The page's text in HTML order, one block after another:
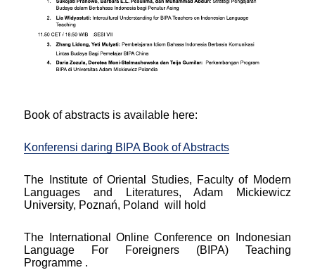
Book of abstracts is available here:
Konferensi daring BIPA Book of Abstracts
The Institute of Oriental Studies, Faculty of Modern
Languages and Literatures, Adam Mickiewicz
University, Poznań, Poland will hold
The International Online Conference on Indonesian
Language For Foreigners (BIPA) Teaching
Programme .